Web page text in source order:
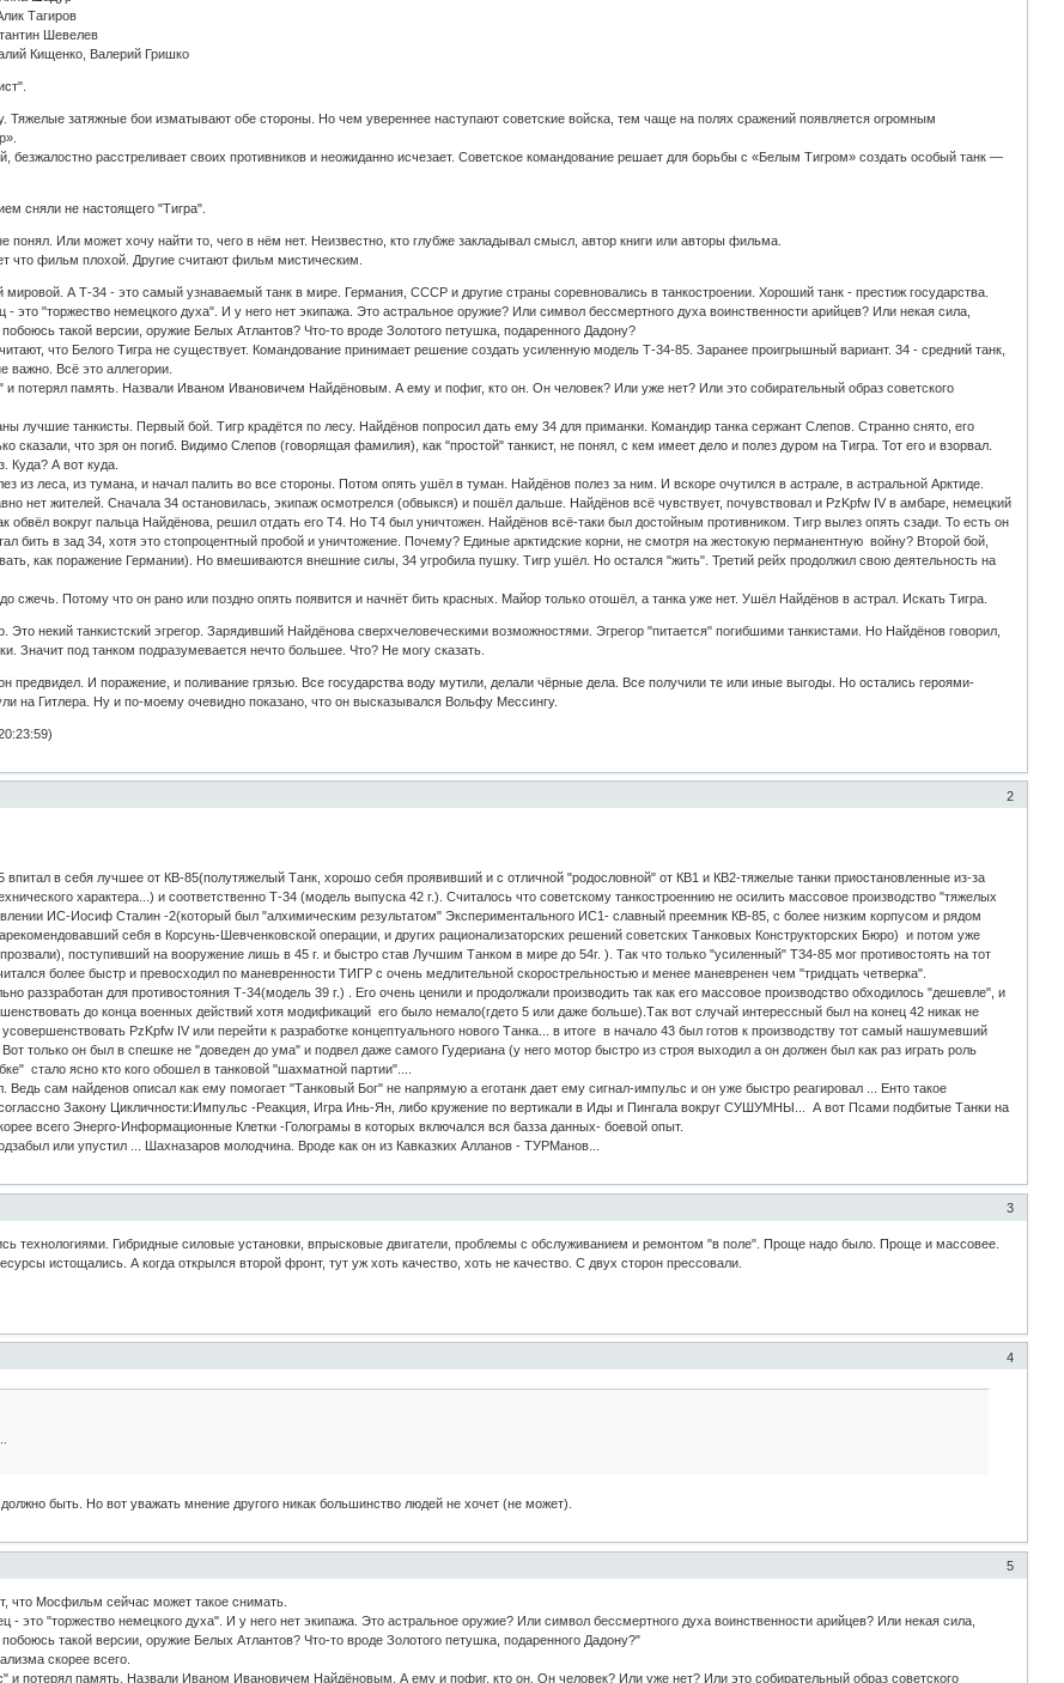
Тагиров
Шевелев
Кищенко, Валерий Гришко
Тяжелые затяжные бои изматывают обе стороны. Но чем увереннее наступают советские войска, тем чаще на полях сражений появляется огромным
безжалостно расстреливает своих противников и неожиданно исчезает. Советское командование решает для борьбы с «Белым Тигром» создать особый танк —
сняли не настоящего "Тигра".
понял. Или может хочу найти то, чего в нём нет. Неизвестно, кто глубже закладывал смысл, автор книги или авторы фильма.
что фильм плохой. Другие считают фильм мистическим.
А Т-34 - это самый узнаваемый танк в мире. Германия, СССР и другие страны соревновались в танкостроении. Хороший танк - престиж государства.
это "торжество немецкого духа". И у него нет экипажа. Это астральное оружие? Или символ бессмертного духа воинственности арийцев? Или некая сила,
такой версии, оружие Белых Атлантов? Что-то вроде Золотого петушка, подаренного Дадону?
что Белого Тигра не существует. Командование принимает решение создать усиленную модель Т-34-85. Заранее проигрышный вариант. 34 - средний танк,
важно. Всё это аллегории.
и потерял память. Назвали Иваном Ивановичем Найдёновым. А ему и пофиг, кто он. Он человек? Или уже нет? Или это собирательный образ советского
лучшие танкисты. Первый бой. Тигр крадётся по лесу. Найдёнов попросил дать ему 34 для приманки. Командир танка сержант Слепов. Странно снято, его
сказали, что зря он погиб. Видимо Слепов (говорящая фамилия), как "простой" танкист, не понял, с кем имеет дело и полез дуром на Тигра. Тот его и взорвал.
Куда? А вот куда.
из леса, из тумана, и начал палить во все стороны. Потом опять ушёл в туман. Найдёнов полез за ним. И вскоре очутился в астрале, в астральной Арктиде.
нет жителей. Сначала 34 остановилась, экипаж осмотрелся (обвыкся) и пошёл дальше. Найдёнов всё чувствует, почувствовал и PzKpfw IV в амбаре, немецкий
обвёл вокруг пальца Найдёнова, решил отдать его Т4. Но Т4 был уничтожен. Найдёнов всё-таки был достойным противником. Тигр вылез опять сзади. То есть он
бить в зад 34, хотя это стопроцентный пробой и уничтожение. Почему? Единые арктидские корни, не смотря на жестокую перманентную войну? Второй бой,
как поражение Германии). Но вмешиваются внешние силы, 34 угробила пушку. Тигр ушёл. Но остался "жить". Третий рейх продолжил свою деятельность на
сжечь. Потому что он рано или поздно опять появится и начнёт бить красных. Майор только отошёл, а танка уже нет. Ушёл Найдёнов в астрал. Искать Тигра.
некий танкистский эгрегор. Зарядивший Найдёнова сверхчеловеческими возможностями. Эгрегор "питается" погибшими танкистами. Но Найдёнов говорил,
Значит под танком подразумевается нечто большее. Что? Не могу сказать.
предвидел. И поражение, и поливание грязью. Все государства воду мутили, делали чёрные дела. Все получили те или иные выгоды. Но остались героями-
на Гитлера. Ну и по-моему очевидно показано, что он высказывался Вольфу Мессингу.
2
в себя лучшее от КВ-85(полутяжелый Танк, хорошо себя проявивший и с отличной "родословной" от КВ1 и КВ2-тяжелые танки приостановленные из-за
характера...) и соответственно Т-34 (модель выпуска 42 г.). Считалось что советскому танкостроеннию не осилить массовое производство "тяжелых
ИС-Иосиф Сталин -2(который был "алхимическим результатом" Экспериментального ИС1- славный преемник КВ-85, с более низким корпусом и рядом
себя в Корсунь-Шевченковской операции, и других рационализаторских решений советских Танковых Конструкторских Бюро) и потом уже
поступивший на вооружение лишь в 45 г. и быстро став Лучшим Танком в мире до 54г. ). Так что только "усиленный" Т34-85 мог противостоять на тот
более быстр и превосходил по маневренности ТИГР с очень медлительной скорострельностью и менее маневренен чем "тридцать четверка".
раззработан для противостояния Т-34(модель 39 г.) . Его очень ценили и продолжали производить так как его массовое производство обходилось "дешевле", и
до конца военных действий хотя модификаций его было немало(гдето 5 или даже больше).Так вот случай интерессный был на конец 42 никак не
PzKpfw IV или перейти к разработке концептуального нового Танка... в итоге в начало 43 был готов к производству тот самый нашумевший
только он был в спешке не "доведен до ума" и подвел даже самого Гудериана (у него мотор быстро из строя выходил а он должен был как раз играть роль
стало ясно кто кого обошел в танковой "шахматной партии"....
Ведь сам найденов описал как ему помогает "Танковый Бог" не напрямую а еготанк дает ему сигнал-импульс и он уже быстро реагировал ... Енто такое
Закону Цикличности:Импульс -Реакция, Игра Инь-Ян, либо кружение по вертикали в Иды и Пингала вокруг СУШУМНЫ... А вот Псами подбитые Танки на
всего Энерго-Информационные Клетки -Голограмы в которых включался вся базза данных- боевой опыт.
или упустил ... Шахназаров молодчина. Вроде как он из Кавказких Алланов - ТУРМанов...
3
технологиями. Гибридные силовые установки, впрысковые двигатели, проблемы с обслуживанием и ремонтом "в поле". Проще надо было. Проще и массовее.
истощались. А когда открылся второй фронт, тут уж хоть качество, хоть не качество. С двух сторон прессовали.
4
быть. Но вот уважать мнение другого никак большинство людей не хочет (не может).
5
что Мосфильм сейчас может такое снимать.
- это "торжество немецкого духа". И у него нет экипажа. Это астральное оружие? Или символ бессмертного духа воинственности арийцев? Или некая сила,
такой версии, оружие Белых Атлантов? Что-то вроде Золотого петушка, подаренного Дадону?"
скорее всего.
и потерял память. Назвали Иваном Ивановичем Найдёновым. А ему и пофиг, кто он. Он человек? Или уже нет? Или это собирательный образ советского